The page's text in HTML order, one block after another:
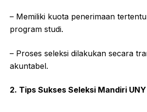
– Memiliki kuota penerimaan
program studi.
– Proses seleksi dilakukan secara
akuntabel.
2. Tips Sukses Seleksi Mandiri UNY